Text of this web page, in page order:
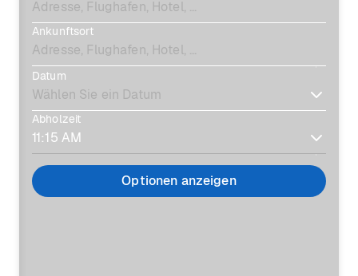
Ankunftsort
Datum
Abholzeit
Optionen anzeigen